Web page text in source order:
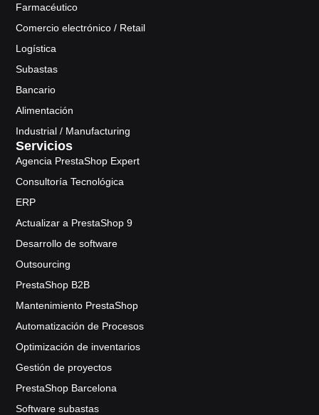
Farmacéutico
Comercio electrónico / Retail
Logística
Subastas
Bancario
Alimentación
Industrial / Manufacturing
Servicios
Agencia PrestaShop Expert
Consultoría Tecnológica
ERP
Actualizar a PrestaShop 9
Desarrollo de software
Outsourcing
PrestaShop B2B
Mantenimiento PrestaShop
Automatización de Procesos
Optimización de inventarios
Gestión de proyectos
PrestaShop Barcelona
Software subastas